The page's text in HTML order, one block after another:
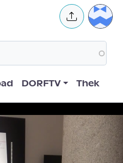
User
DORFTV Thek